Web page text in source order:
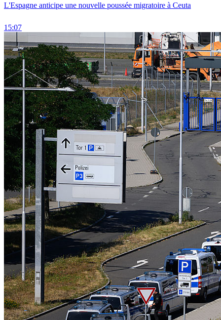
L'Espagne anticipe une nouvelle poussée migratoire à Ceuta
15:07